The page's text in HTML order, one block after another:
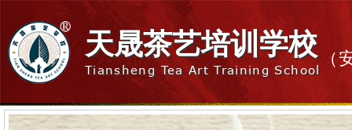
天晟茶艺培训学校
Tiansheng Tea Art Training School
（